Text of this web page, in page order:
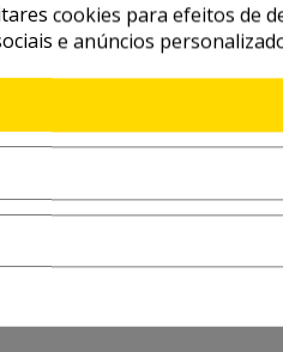
cookies para efeitos de
e anúncios